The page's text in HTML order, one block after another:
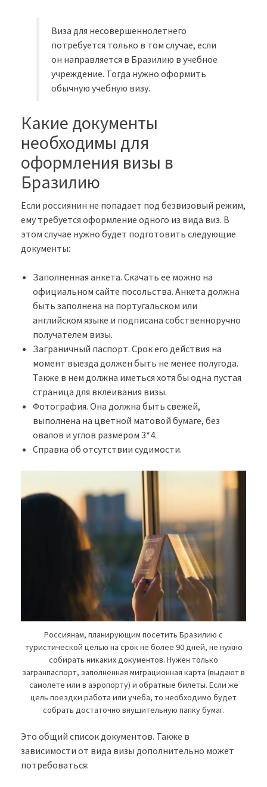
Виза для несовершеннолетнего
потребуется только в том случае, если
он направляется в Бразилию в учебное
учреждение. Тогда нужно оформить
обычную учебную визу.
Какие документы
необходимы для
оформления визы в
Бразилию
Если россиянин не попадает под безвизовый режим,
ему требуется оформление одного из вида виз. В
этом случае нужно будет подготовить следующие
документы:
Заполненная анкета. Скачать ее можно на
официальном сайте посольства. Анкета должна
быть заполнена на португальском или
английском языке и подписана собственноручно
получателем визы.
Заграничный паспорт. Срок его действия на
момент выезда должен быть не менее полугода.
Также в нем должна иметься хотя бы одна пустая
страница для вклеивания визы.
Фотография. Она должна быть свежей,
выполнена на цветной матовой бумаге, без
овалов и углов размером 3*4.
Справка об отсутствии судимости.
Россиянам, планирующим посетить Бразилию с
туристической целью на срок не более 90 дней, не нужно
собирать никаких документов. Нужен только
загранпаспорт, заполненная миграционная карта (выдают в
самолете или в аэропорту) и обратные билеты. Если же
цель поездки работа или учеба, то необходимо будет
собрать достаточно внушительную папку бумаг.
Это общий список документов. Также в
зависимости от вида визы дополнительно может
потребоваться: